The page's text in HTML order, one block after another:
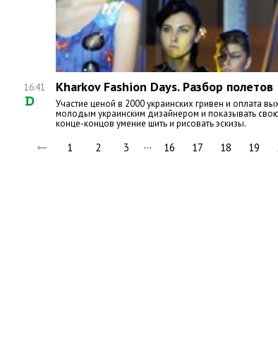
16:41 Kharkov Fashion Days. Разбор полетов
Участие ценой в 2000 украинских гривен и оплата
молодым украинским дизайнером и показывать
конце-концов умение шить и рисовать эскизы.
1 2 3 … 16 17 18 19